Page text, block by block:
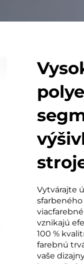
Vytvárajte
vznikajú
100 %
farebnú
vaše